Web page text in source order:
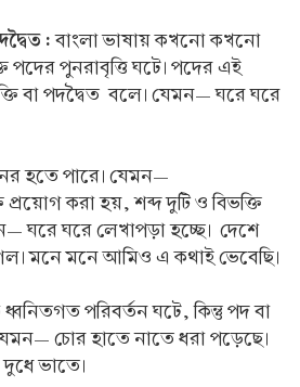
:বাংলা ভাষায় কখনো কখনো
পদের পুনরাবৃত্তি ঘটে। পদের এই
বা পদদ্বৈত বলে। যেমন— ঘরে ঘরে
হতে পারে। যেমন—
প্রয়োগ করা হয়, শব্দ দুটি ও বিভক্তি
ঘরে ঘরে লেখাপড়া হচ্ছে। দেশে
মনে মনে আমিও এ কথাই ভেবেছি।
পরিবর্তন ঘটে, কিন্তু পদ বা
চোর হাতে নাতে ধরা পড়েছে।
ভাতে।